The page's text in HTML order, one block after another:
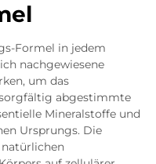
Formel in jedem
nachgewiesene
um das
sorgfältig abgestimmte
Mineralstoffe und
Ursprungs. Die